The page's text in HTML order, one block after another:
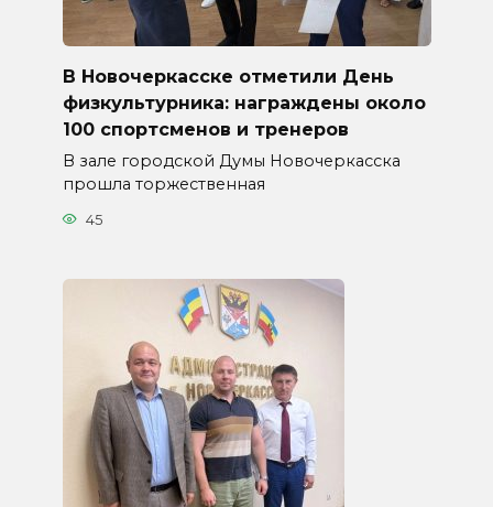
В Новочеркасске отметили День
физкультурника: награждены около
100 спортсменов и тренеров
В зале городской Думы Новочеркасска
прошла торжественная
45